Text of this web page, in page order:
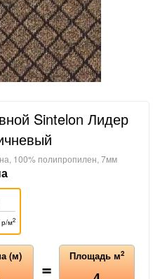
Sintelon Лидер
100% полипропилен, 7мм
р/м2
(м) = Площадь м2